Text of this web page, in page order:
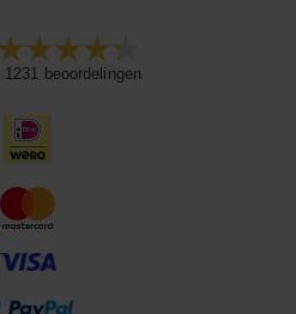
1231 beoordelingen